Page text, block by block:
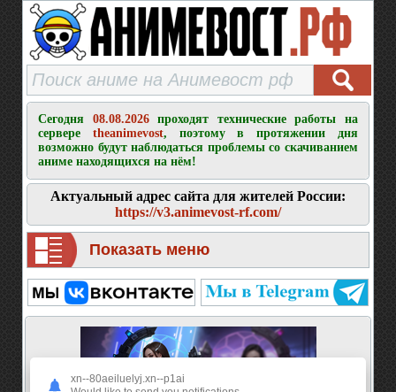
Сегодня 08.08.2026проходят технические работы на
сервере theanimevost, поэтому в протяжении дня
возможно будут наблюдаться проблемы со скачиванием
аниме находящихся на нём!
Актуальный адрес сайта для жителей России:
https://v3.animevost-rf.com/
Показать меню
xn--80aeiluelyj.xn--p1ai